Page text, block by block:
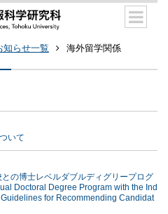
知らせ一覧 海外留学関係
いて
の博士レベルダブルディグリープログ
Doctoral Degree Program with the Ind
for Recommending Candidat